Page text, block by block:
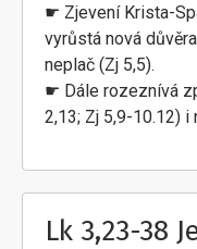
☛ Zjevení Krista-
vyrůstá nová
neplač (Zj 5,5).
☛ Dále rozeznívá
2,13; Zj 5,9-10.12) i
Lk 3,23-38